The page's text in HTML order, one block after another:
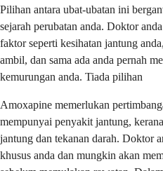
Pilihan antara ubat-ubatan ini
sejarah perubatan anda. Doktor
faktor seperti kesihatan jantung
ambil, dan sama ada anda pernah
kemurungan anda. Tiada pilihan
Amoxapine memerlukan
mempunyai penyakit jantung,
jantung dan tekanan darah. Doktor
khusus anda dan mungkin akan